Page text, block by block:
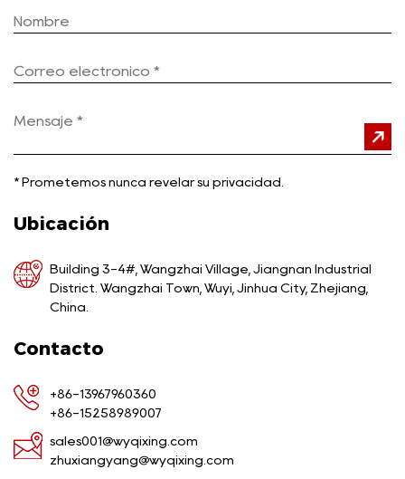
* Prometemos nunca revelar su privacidad.
Ubicación
Building 3-4#, Wangzhai Village, Jiangnan Industrial
District. Wangzhai Town, Wuyi, Jinhua City, Zhejiang,
China.
Contacto
+86-13967960360
+86-15258989007
sales001@wyqixing.com
zhuxiangyang@wyqixing.com